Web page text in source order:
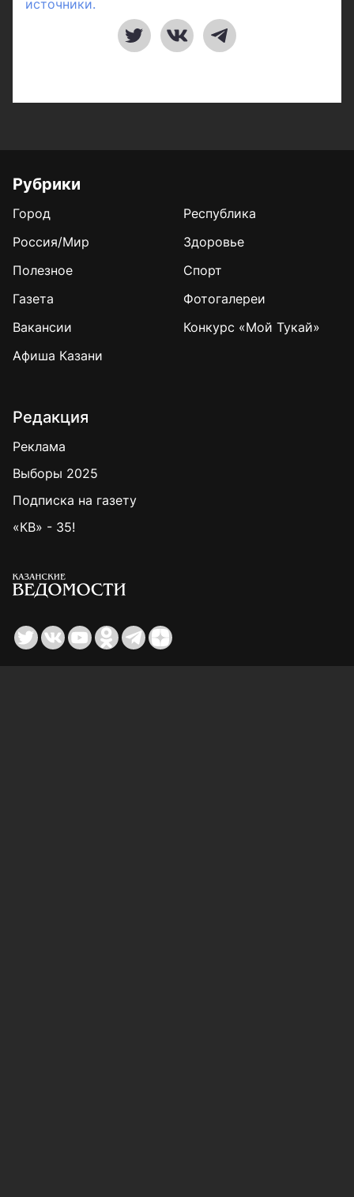
источники.
Рубрики
Город
Республика
Россия/Мир
Здоровье
Полезное
Спорт
Газета
Фотогалереи
Вакансии
Конкурс «Мой Тукай»
Афиша Казани
Редакция
Реклама
Выборы 2025
Подписка на газету
«КВ» - 35!